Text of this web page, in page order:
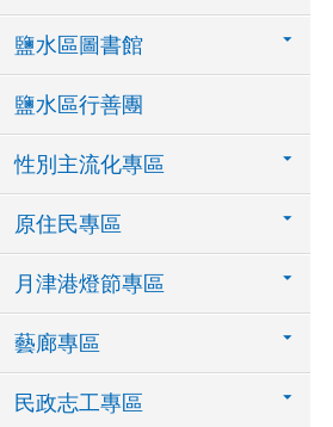
鹽水區圖書館
鹽水區行善團
性別主流化專區
原住民專區
月津港燈節專區
藝廊專區
民政志工專區